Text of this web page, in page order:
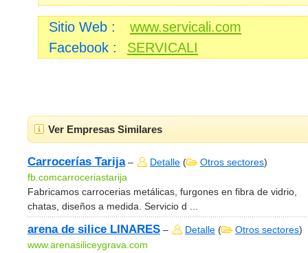
Sitio Web :
www.servicali.com
Facebook :
SERVICALI
Ver Empresas Similares
Carrocerías Tarija– Detalle ( Otros sectores)
fb.comcarroceriastarija
Fabricamos carrocerias metálicas, furgones en fibra de vidrio,
chatas, diseños a medida. Servicio d ...
arena de silice LINARES – Detalle ( Otros sectores)
www.arenasiliceygrava.com